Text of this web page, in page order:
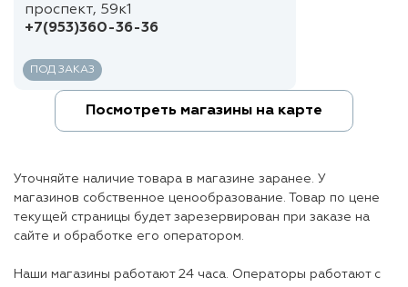
проспект, 59к1
+7(953)360-36-36
ПОД ЗАКАЗ
Посмотреть магазины на карте
Уточняйте наличие товара в магазине заранее. У
магазинов собственное ценообразование. Товар по цене
текущей страницы будет зарезервирован при заказе на
сайте и обработке его оператором.
Наши магазины работают 24 часа. Операторы работают с